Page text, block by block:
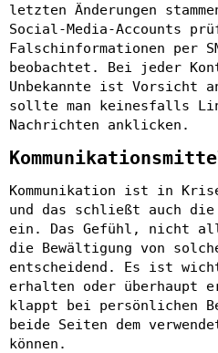
letzten Änderungen
Social-Media-Accounts
Falschinformationen per
beobachtet. Bei jeder
Unbekannte ist Vorsicht
sollte man keinesfalls
Nachrichten anklicken.
Kommunikation ist in
und das schließt auch die
ein. Das Gefühl, nicht
die Bewältigung von
entscheidend. Es ist
erhalten oder überhaupt
klappt bei persönlichen
beide Seiten dem
können.